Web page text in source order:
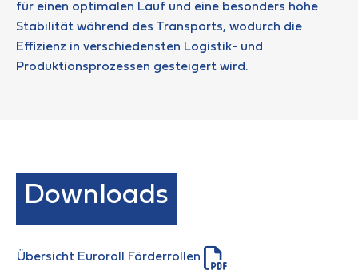
für einen optimalen Lauf und eine besonders hohe
Stabilität während des Transports, wodurch die
Effizienz in verschiedensten Logistik- und
Produktionsprozessen gesteigert wird.
Downloads
Übersicht Euroroll Förderrollen